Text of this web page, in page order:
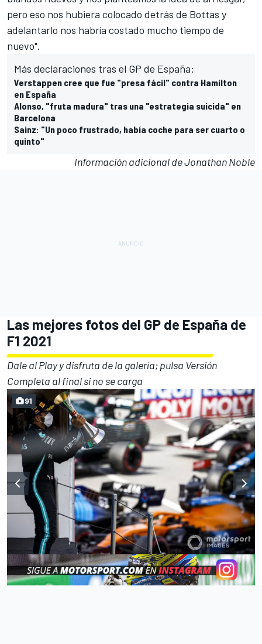
pero eso nos hubiera colocado detrás de Bottas y
adelantarlo nos habría costado mucho tiempo de
nuevo".
Más declaraciones tras el GP de España:
Verstappen cree que fue "presa fácil" contra Hamilton
en España
Alonso, "fruta madura" tras una "estrategia suicida" en
Barcelona
Sainz: "Un poco frustrado, había coche para ser cuarto o
quinto"
Información adicional de Jonathan Noble
Las mejores fotos del GP de España de
F1 2021
Dale al Play y disfruta de la galería; pulsa Versión
Completa al final si no se carga
91